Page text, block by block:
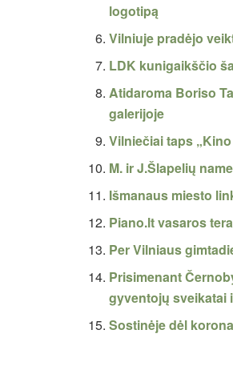
logotipą
Vilniuje pradėjo
LDK kunigaikščio
Atidaroma Boriso
galerijoje
Vilniečiai taps
M. ir J.Šlapelių
Išmanaus miesto
Piano.lt vasaros
Per Vilniaus
Prisimenant
gyventojų sveikatai
Sostinėje dėl